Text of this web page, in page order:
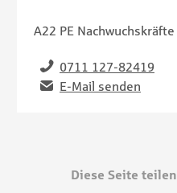
A22 PE Nachwuchskräfte
Telefon
0711 127-82419
Email E-Mail senden
Diese Seite teilen